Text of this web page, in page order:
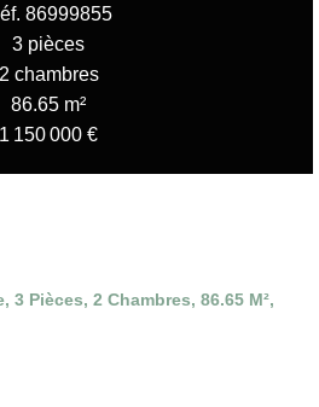
86999855
3 pièces
2 chambres
86.65 m²
1 150 000 €
3 Pièces, 2 Chambres, 86.65 M²,